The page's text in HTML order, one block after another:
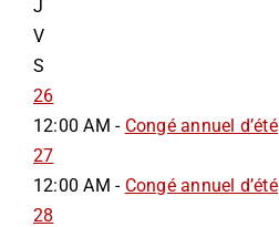
J
V
S
26
12:00 AM - Congé annuel d’été
27
12:00 AM - Congé annuel d’été
28